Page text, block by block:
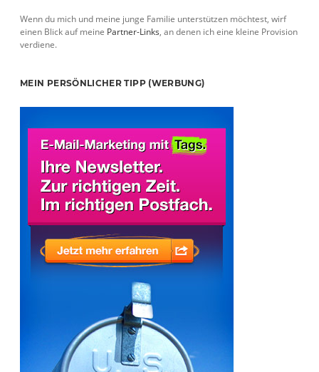
Wenn du mich und meine junge Familie unterstützen möchtest, wirf
einen Blick auf meine Partner-Links, an denen ich eine kleine Provision
verdiene.
MEIN PERSÖNLICHER TIPP (WERBUNG)